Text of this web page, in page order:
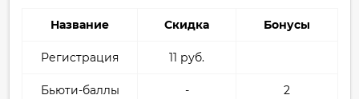
Название Скидка Бонусы
Регистрация 11 руб.
Бьюти-баллы - 2